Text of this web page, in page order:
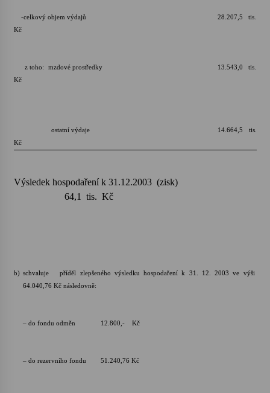
-celkový objem výdajů 28.207,5 tis.
Kč
z toho: mzdové prostředky 13.543,0 tis.
Kč
ostatní výdaje 14.664,5 tis.
Kč
Výsledek hospodaření k 31.12.2003 (zisk)
64,1 tis. Kč
b) schvaluje příděl zlepšeného výsledku hospodaření k 31. 12. 2003 ve výši
64.040,76 Kč následovně:
– do fondu odměn 12.800,- Kč
– do rezervního fondu 51.240,76 Kč